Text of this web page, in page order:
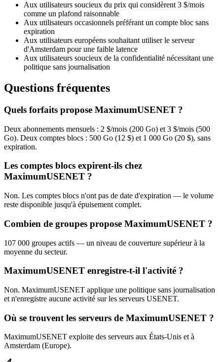
Aux utilisateurs soucieux du prix qui considèrent 3 $/mois
comme un plafond raisonnable
Aux utilisateurs occasionnels préférant un compte bloc sans
expiration
Aux utilisateurs européens souhaitant utiliser le serveur
d'Amsterdam pour une faible latence
Aux utilisateurs soucieux de la confidentialité nécessitant une
politique sans journalisation
Questions fréquentes
Quels forfaits propose MaximumUSENET ?
Deux abonnements mensuels : 2 $/mois (200 Go) et 3 $/mois (500
Go). Deux comptes blocs : 500 Go (12 $) et 1 000 Go (20 $), sans
expiration.
Les comptes blocs expirent-ils chez
MaximumUSENET ?
Non. Les comptes blocs n'ont pas de date d'expiration — le volume
reste disponible jusqu'à épuisement complet.
Combien de groupes propose MaximumUSENET ?
107 000 groupes actifs — un niveau de couverture supérieur à la
moyenne du secteur.
MaximumUSENET enregistre-t-il l'activité ?
Non. MaximumUSENET applique une politique sans journalisation
et n'enregistre aucune activité sur les serveurs USENET.
Où se trouvent les serveurs de MaximumUSENET ?
MaximumUSENET exploite des serveurs aux États-Unis et à
Amsterdam (Europe).